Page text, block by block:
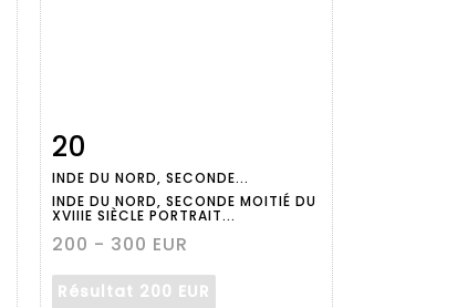
20
INDE DU NORD, SECONDE...
INDE DU NORD, SECONDE MOITIÉ DU
XVIIIE SIÈCLE PORTRAIT...
200 - 300 EUR
Résultat 200 EUR